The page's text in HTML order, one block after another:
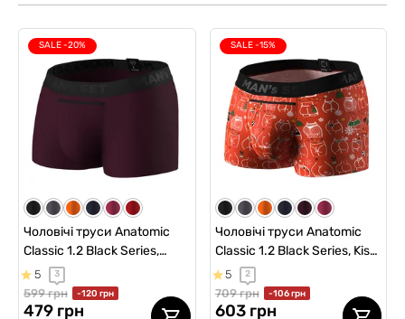
SALE -20%
Чоловічі труси Anatomic
Classic 1.2 Black Series,
марсала
5 3
599 грн -120 грн
479 грн
SALE -15%
Чоловічі труси Anatomic
Classic 1.2 Black Series, Kiss
My Booties
5 2
709 грн -106 грн
603 грн